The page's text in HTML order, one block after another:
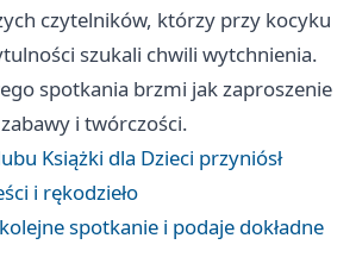
czytelników, którzy przy kocyku
szukali chwili wytchnienia.
spotkania brzmi jak zaproszenie
i twórczości.
Książki dla Dzieci przyniósł
i rękodzieło
spotkanie i podaje dokładne